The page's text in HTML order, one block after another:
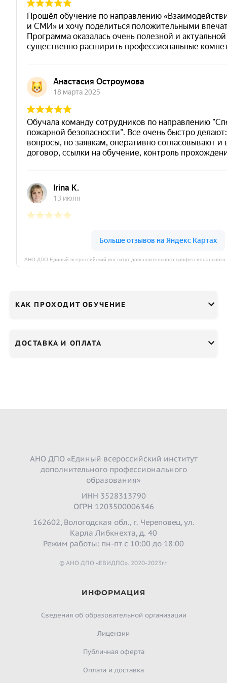
КАК ПРОХОДИТ ОБУЧЕНИЕ
ДОСТАВКА И ОПЛАТА
АНО ДПО «Единый всероссийский институт
дополнительного профессионального
образования»
ИНН 3528313790
ОГРН 1203500006346
162602, Вологодская обл., г. Череповец, ул.
Карла Либкнехта, д. 40
Режим работы: пн-пт с 10:00 до 18:00
© АНО ДПО «ЕВИДПО». 2020-2023гг.
ИНФОРМАЦИЯ
Сведения об образовательной организации
Лицензии
Публичная оферта
Оплата и доставка